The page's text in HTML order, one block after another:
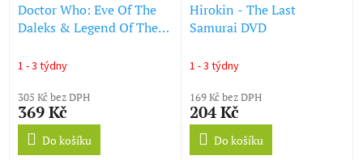
Doctor Who: Eve Of The
Daleks & Legend Of The
(DVD)
1 - 3 týdny
305 Kč bez DPH
369 Kč
Do košíku
Hirokin - The Last
Samurai DVD
1 - 3 týdny
169 Kč bez DPH
204 Kč
Do košíku